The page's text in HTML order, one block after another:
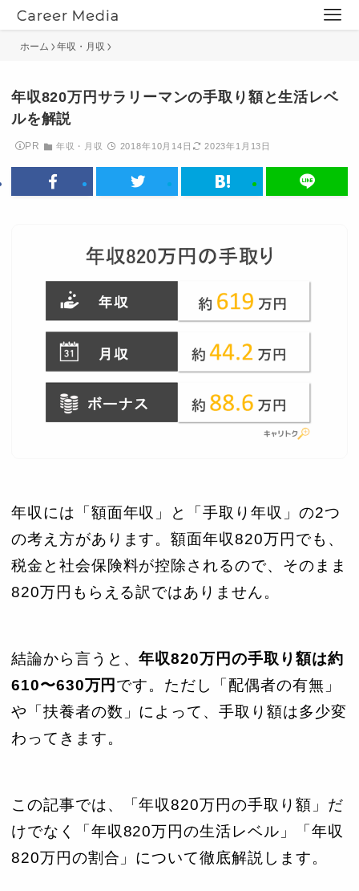
ホーム 年収・月収
年収820万円サラリーマンの手取り額と生活レベ
ルを解説
PR 年収・月収 2018年10月14日 2023年1月13日
年収には「額面年収」と「手取り年収」の2つ
の考え方があります。額面年収820万円でも、
税金と社会保険料が控除されるので、そのまま
820万円もらえる訳ではありません。
結論から言うと、年収820万円の手取り額は約
610〜630万円 です。ただし「配偶者の有無」
や「扶養者の数」によって、手取り額は多少変
わってきます。
この記事では、「年収820万円の手取り額」だ
けでなく「年収820万円の生活レベル」「年収
820万円の割合」について徹底解説します。